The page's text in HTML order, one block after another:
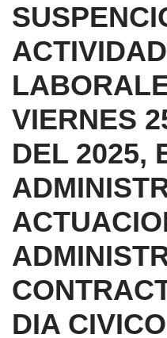
VIERNES
DEL 2025,
DIA